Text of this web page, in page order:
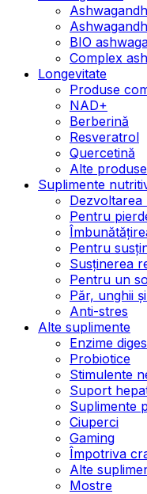
BIO
Complex
Longevitate
Produse
NAD+
Berberină
Resveratrol
Quercetină
Alte
Suplimente
Dezvoltarea
Pentru
Pentru
Susținerea
Pentru un
Păr, unghii
Anti-stres
Alte suplimente
Enzime
Probiotice
Stimulente
Suport
Suplimente
Ciuperci
Gaming
Împotriva
Alte
Mostre